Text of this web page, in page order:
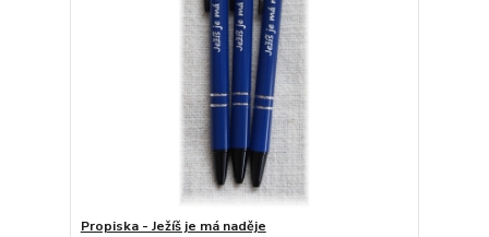
Propiska - Ježíš je má naděje